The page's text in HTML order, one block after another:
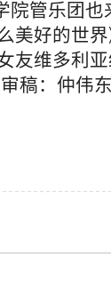
院管乐团
美好的世
友维多利
稿：仲伟